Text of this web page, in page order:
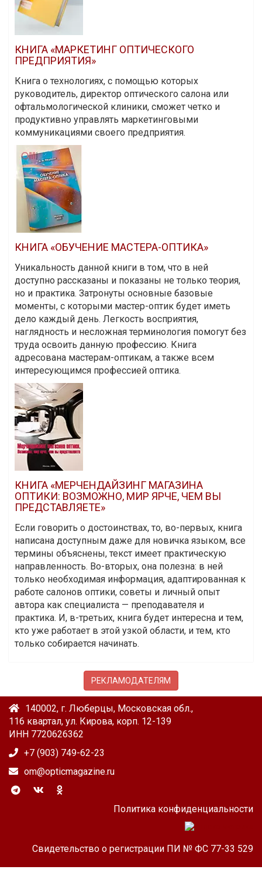
КНИГА «МАРКЕТИНГ ОПТИЧЕСКОГО
ПРЕДПРИЯТИЯ»
Книга о технологиях, с помощью которых
руководитель, директор оптического салона или
офтальмологической клиники, сможет четко и
продуктивно управлять маркетинговыми
коммуникациями своего предприятия.
КНИГА «ОБУЧЕНИЕ МАСТЕРА-ОПТИКА»
Уникальность данной книги в том, что в ней
доступно рассказаны и показаны не только теория,
но и практика. Затронуты основные базовые
моменты, с которыми мастер-оптик будет иметь
дело каждый день. Легкость восприятия,
наглядность и несложная терминология помогут без
труда освоить данную профессию. Книга
адресована мастерам-оптикам, а также всем
интересующимся профессией оптика.
КНИГА «МЕРЧЕНДАЙЗИНГ МАГАЗИНА
ОПТИКИ: ВОЗМОЖНО, МИР ЯРЧЕ, ЧЕМ ВЫ
ПРЕДСТАВЛЯЕТЕ»
Если говорить о достоинствах, то, во-первых, книга
написана доступным даже для новичка языком, все
термины объяснены, текст имеет практическую
направленность. Во-вторых, она полезна: в ней
только необходимая информация, адаптированная к
работе салонов оптики, советы и личный опыт
автора как специалиста — преподавателя и
практика. И, в-третьих, книга будет интересна и тем,
кто уже работает в этой узкой области, и тем, кто
только собирается начинать.
РЕКЛАМОДАТЕЛЯМ
140002, г. Люберцы, Московская обл.,
116 квартал, ул. Кирова, корп. 12-139
ИНН 7720626362
+7 (903) 749-62-23
om@opticmagazine.ru
Политика конфиденциальности
Свидетельство о регистрации ПИ № ФС 77-33 529